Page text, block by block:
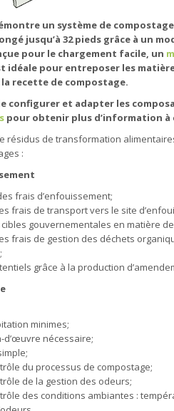
un système de
jusqu’à 32 pieds grâce à un
pour le chargement facile, un
idéale pour entreposer les
recette de compostage.
configurer et adapter les
pour obtenir plus d’information à
résidus de transformation
:
frais d’enfouissement;
frais de transport vers le site
gouvernementales en matière
frais de gestion des déchets
grâce à la production
minimes;
d’œuvre nécessaire;
du processus de compostage;
de la gestion des odeurs;
des conditions ambiantes :